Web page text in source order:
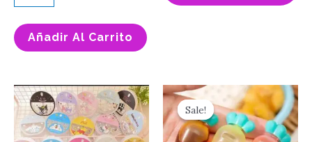
Añadir Al Carrito
PERFUMERO
REDONDO
cantidad
Sale!
Sale!
Original
price
was:
$25.00.
Current
price
is:
$8.00.
MINI
CONTENEDOR
ZANAHORIA